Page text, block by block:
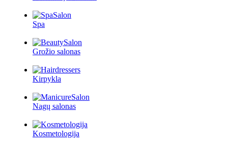
Spa
Grožio salonas
Kirpykla
Nagų salonas
Kosmetologija